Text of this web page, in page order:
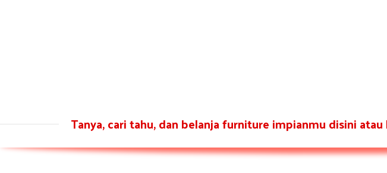
Tanya, cari tahu, dan belanja furniture impianmu disini